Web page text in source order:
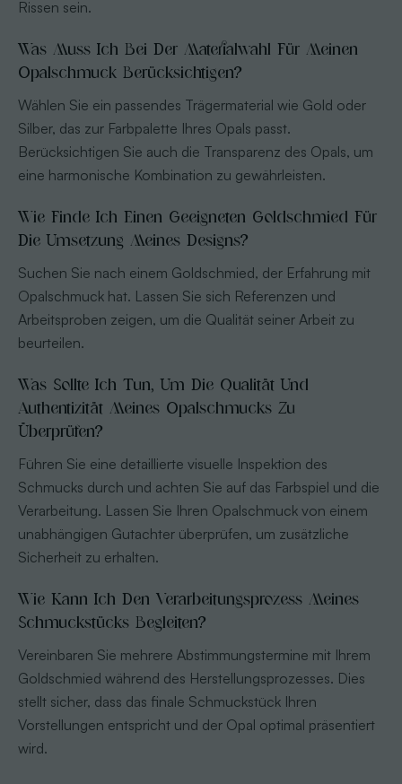
Rissen sein.
Was Muss Ich Bei Der Materialwahl Für Meinen
Opalschmuck Berücksichtigen?
Wählen Sie ein passendes Trägermaterial wie Gold oder
Silber, das zur Farbpalette Ihres Opals passt.
Berücksichtigen Sie auch die Transparenz des Opals, um
eine harmonische Kombination zu gewährleisten.
Wie Finde Ich Einen Geeigneten Goldschmied Für
Die Umsetzung Meines Designs?
Suchen Sie nach einem Goldschmied, der Erfahrung mit
Opalschmuck hat. Lassen Sie sich Referenzen und
Arbeitsproben zeigen, um die Qualität seiner Arbeit zu
beurteilen.
Was Sollte Ich Tun, Um Die Qualität Und
Authentizität Meines Opalschmucks Zu
Überprüfen?
Führen Sie eine detaillierte visuelle Inspektion des
Schmucks durch und achten Sie auf das Farbspiel und die
Verarbeitung. Lassen Sie Ihren Opalschmuck von einem
unabhängigen Gutachter überprüfen, um zusätzliche
Sicherheit zu erhalten.
Wie Kann Ich Den Verarbeitungsprozess Meines
Schmuckstücks Begleiten?
Vereinbaren Sie mehrere Abstimmungstermine mit Ihrem
Goldschmied während des Herstellungsprozesses. Dies
stellt sicher, dass das finale Schmuckstück Ihren
Vorstellungen entspricht und der Opal optimal präsentiert
wird.